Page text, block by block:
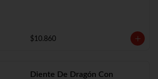
$10.860
Diente De Dragón Con